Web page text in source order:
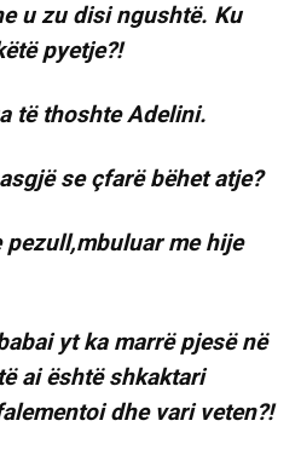
u zu disi ngushtë. Ku
pyetje?!
të thoshte Adelini.
se çfarë bëhet atje?
me hije
yt ka marrë pjesë në
ai është shkaktari
dhe vari veten?!